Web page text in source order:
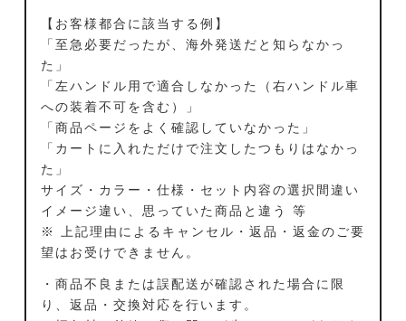
【お客様都合に該当する例】
「至急必要だったが、海外発送だと知らなかっ
た」
「左ハンドル用で適合しなかった（右ハンドル車
への装着不可を含む）」
「商品ページをよく確認していなかった」
「カートに入れただけで注文したつもりはなかっ
た」
サイズ・カラー・仕様・セット内容の選択間違い
イメージ違い、思っていた商品と違う 等
※ 上記理由によるキャンセル・返品・返金のご要
望はお受けできません。
・商品不良または誤配送が確認された場合に限
り、返品・交換対応を行います。